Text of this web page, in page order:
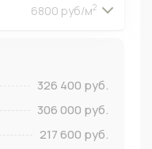
6800 руб/м2
326 400 руб.
306 000 руб.
217 600 руб.